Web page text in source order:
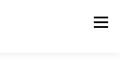
メニュー